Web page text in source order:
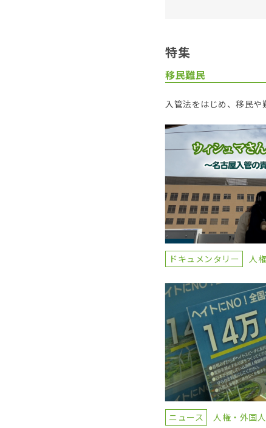
特集
移民難民
入管法をはじめ、移民や
ドキュメンタリー 人
ニュース 人権・外国